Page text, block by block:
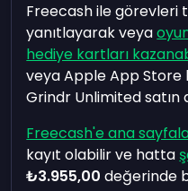
Freecash ile
yanıtlayarak veya
hediye kartları
veya Apple App
Grindr Unlimited satın
Freecash'e ana
kayıt olabilir ve hatta
₺3.955,00 değerinde